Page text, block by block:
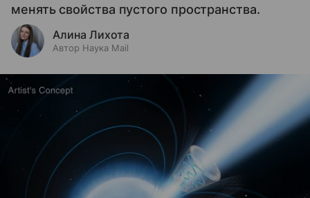
менять свойства пустого пространства.
Алина Лихота
Автор Наука Mail